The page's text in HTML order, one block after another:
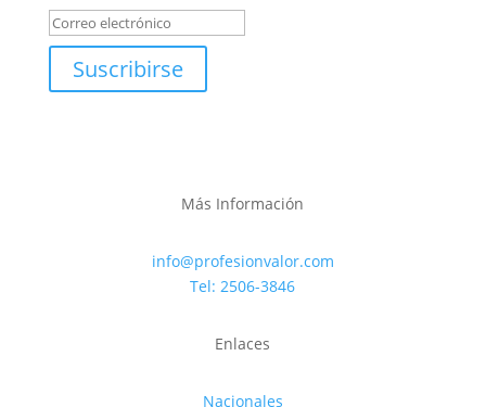
Suscribirse
Más Información
info@profesionvalor.com
Tel: 2506-3846
Enlaces
Nacionales